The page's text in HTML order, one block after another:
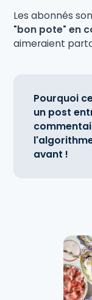
Les abonnés
"bon pote" en
aimeraient
Pourquoi
un post
avant !